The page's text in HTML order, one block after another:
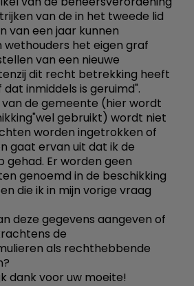
van de in het tweede lid
van een jaar kunnen
het eigen graf
van een nieuwe
dit recht betrekking heeft
inmiddels is geruimd".
van de gemeente (hier wordt
gebruikt) wordt niet
worden ingetrokken of
gaat ervan uit dat ik de
Er worden geen
genoemd in de beschikking
die ik in mijn vorige vraag
deze gegevens aangeven of
de
als rechthebbende
dank voor uw moeite!